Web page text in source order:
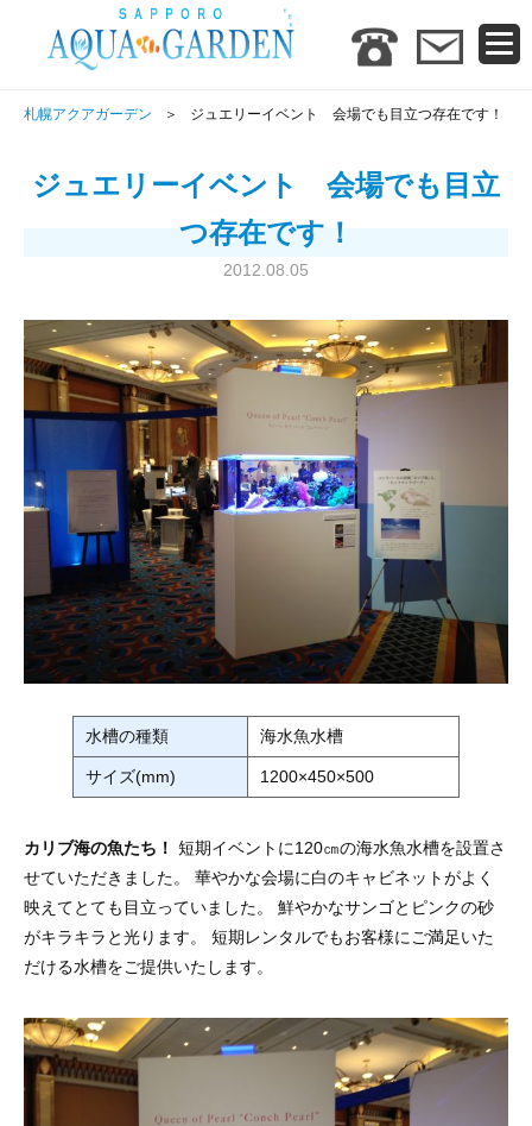
札幌アクアガーデン ジュエリーイベント 会場でも目立つ存在です！
ジュエリーイベント 会場でも目立
つ存在です！
2012.08.05
水槽の種類 海水魚水槽
サイズ(mm) 1200×450×500
カリブ海の魚たち！ 短期イベントに120㎝の海水魚水槽を設置さ
せていただきました。 華やかな会場に白のキャビネットがよく
映えてとても目立っていました。 鮮やかなサンゴとピンクの砂
がキラキラと光ります。 短期レンタルでもお客様にご満足いた
だける水槽をご提供いたします。